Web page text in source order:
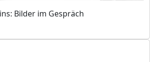
Bilder im Gespräch